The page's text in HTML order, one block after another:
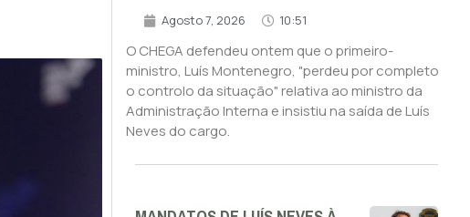
Agosto 7, 2026 10:51
O CHEGA defendeu ontem que o primeiro-
ministro, Luís Montenegro, "perdeu por completo
o controlo da situação" relativa ao ministro da
Administração Interna e insistiu na saída de Luís
Neves do cargo.